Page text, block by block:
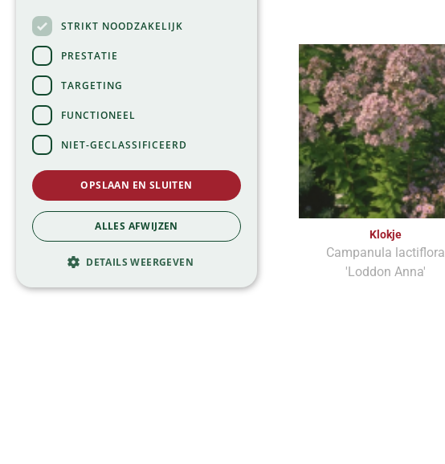
Klokje
Campanula lactiflora
'Loddon Anna'
STRIKT NOODZAKELIJK
PRESTATIE
TARGETING
FUNCTIONEEL
NIET-GECLASSIFICEERD
OPSLAAN EN SLUITEN
ALLES AFWIJZEN
DETAILS WEERGEVEN